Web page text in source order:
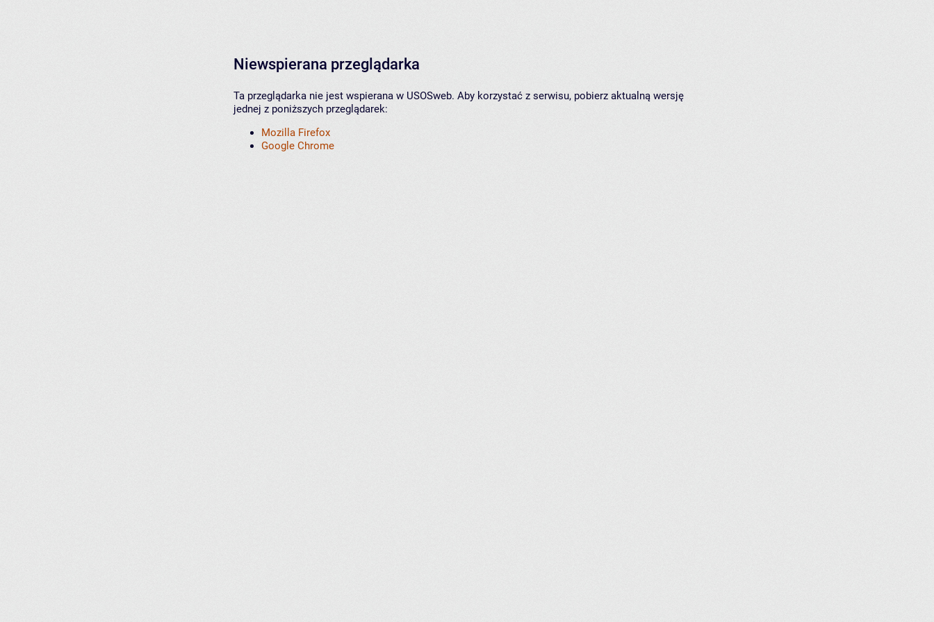
Niewspierana przeglądarka
Ta przeglądarka nie jest wspierana w USOSweb. Aby korzystać z serwisu, pobierz aktualną wersję
jednej z poniższych przeglądarek:
Mozilla Firefox
Google Chrome